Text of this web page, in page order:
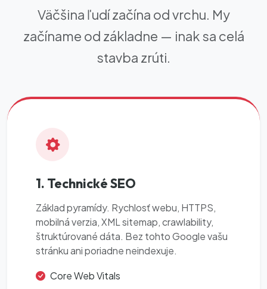
Väčšina ľudí začína od vrchu. My
začíname od základne — inak sa celá
stavba zrúti.
1. Technické SEO
Základ pyramídy. Rychlosť webu, HTTPS,
mobilná verzia, XML sitemap, crawlability,
štruktúrované dáta. Bez tohto Google vašu
stránku ani poriadne neindexuje.
Core Web Vitals